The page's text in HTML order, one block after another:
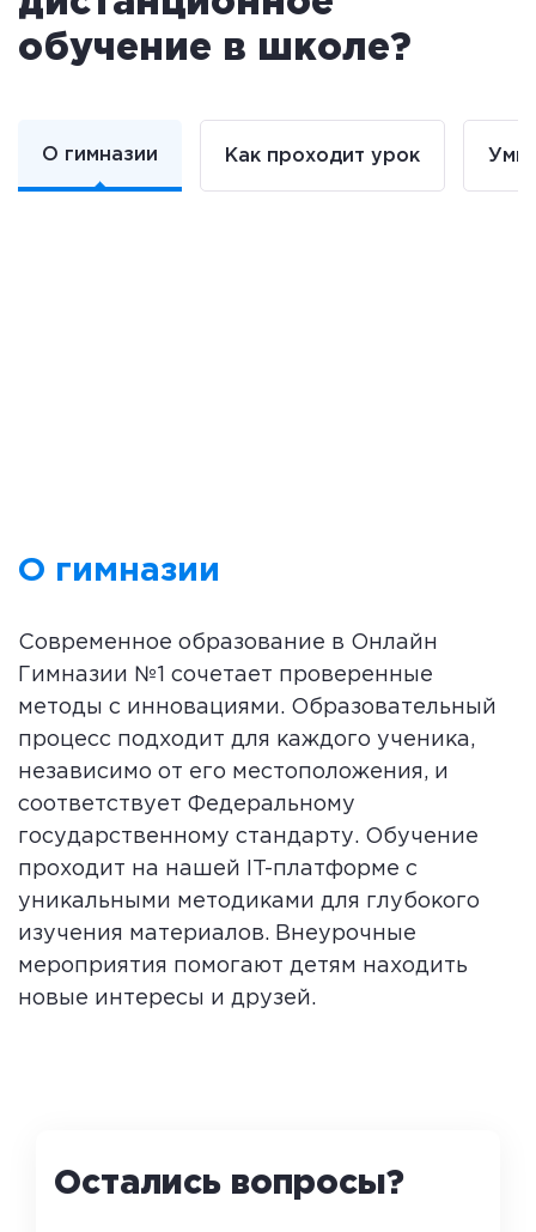
обучение в школе?
О гимназии Как проходит урок
О гимназии
Современное образование в Онлайн
Гимназии №1 сочетает проверенные
методы с инновациями. Образовательный
процесс подходит для каждого ученика,
независимо от его местоположения, и
соответствует Федеральному
государственному стандарту. Обучение
проходит на нашей IT-платформе с
уникальными методиками для глубокого
изучения материалов. Внеурочные
мероприятия помогают детям находить
новые интересы и друзей.
Остались вопросы?